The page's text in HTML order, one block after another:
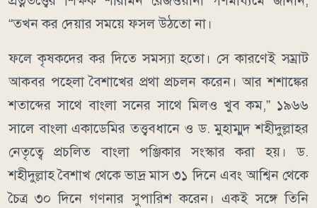
“তখন কর দেয়ার সময়ে ফসল উঠতো না।
ফলে কৃষকদের কর দিতে সমস্যা হতো। সে কারণেই সম্রাট
আকবর পহেলা বৈশাখের প্রথা প্রচলন করেন। আর শশাঙ্কের
শতাব্দের সাথে বাংলা সনের সাথে মিলও খুব কম,” ১৯৬৬
সালে বাংলা একাডেমির তত্ত্ববধানে ও ড. মুহাম্মুদ শহীদুল্লাহর
নেতৃত্বে প্রচলিত বাংলা পঞ্জিকার সংস্কার করা হয়। ড.
শহীদুল্লাহ বৈশাখ থেকে ভাদ্র মাস ৩১ দিনে এবং আশ্বিন থেকে
চৈত্র ৩০ দিনে গণনার সুপারিশ করেন। একই সঙ্গে তিনি